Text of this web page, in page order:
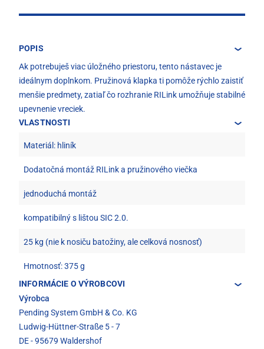
POPIS
Ak potrebuješ viac úložného priestoru, tento nástavec je
ideálnym doplnkom. Pružinová klapka ti pomôže rýchlo zaistiť
menšie predmety, zatiaľ čo rozhranie RILink umožňuje stabilné
upevnenie vreciek.
VLASTNOSTI
Materiál: hliník
Dodatočná montáž RILink a pružinového viečka
jednoduchá montáž
kompatibilný s lištou SIC 2.0.
25 kg (nie k nosiču batožiny, ale celková nosnosť)
Hmotnosť: 375 g
INFORMÁCIE O VÝROBCOVI
Výrobca
Pending System GmbH & Co. KG
Ludwig-Hüttner-Straße 5 - 7
DE - 95679 Waldershof